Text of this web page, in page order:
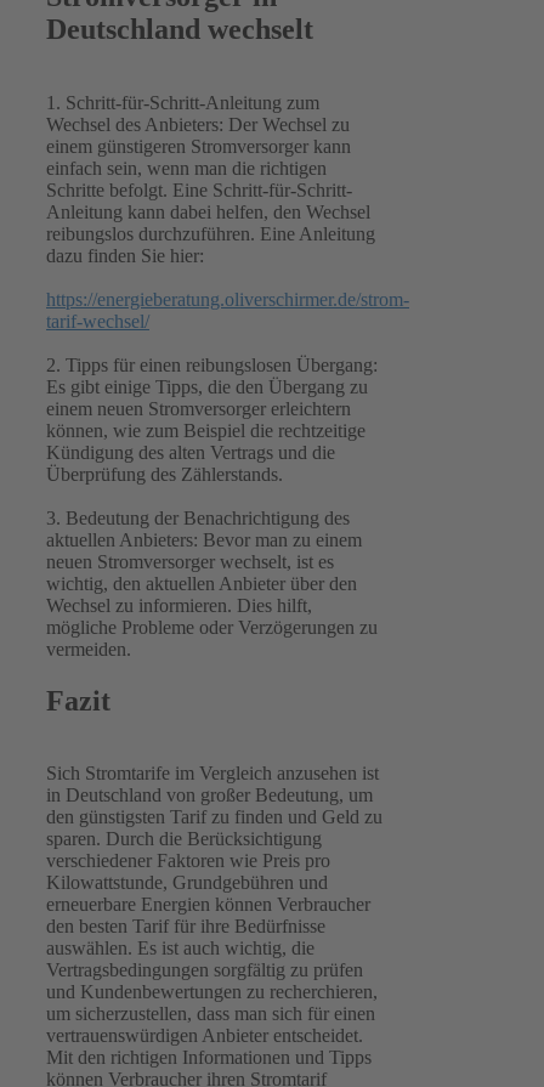
Deutschland wechselt
1. Schritt-für-Schritt-Anleitung zum
Wechsel des Anbieters: Der Wechsel zu
einem günstigeren Stromversorger kann
einfach sein, wenn man die richtigen
Schritte befolgt. Eine Schritt-für-Schritt-
Anleitung kann dabei helfen, den Wechsel
reibungslos durchzuführen. Eine Anleitung
dazu finden Sie hier:
https://energieberatung.oliverschirmer.de/strom-
tarif-wechsel/
2. Tipps für einen reibungslosen Übergang:
Es gibt einige Tipps, die den Übergang zu
einem neuen Stromversorger erleichtern
können, wie zum Beispiel die rechtzeitige
Kündigung des alten Vertrags und die
Überprüfung des Zählerstands.
3. Bedeutung der Benachrichtigung des
aktuellen Anbieters: Bevor man zu einem
neuen Stromversorger wechselt, ist es
wichtig, den aktuellen Anbieter über den
Wechsel zu informieren. Dies hilft,
mögliche Probleme oder Verzögerungen zu
vermeiden.
Fazit
Sich Stromtarife im Vergleich anzusehen ist
in Deutschland von großer Bedeutung, um
den günstigsten Tarif zu finden und Geld zu
sparen. Durch die Berücksichtigung
verschiedener Faktoren wie Preis pro
Kilowattstunde, Grundgebühren und
erneuerbare Energien können Verbraucher
den besten Tarif für ihre Bedürfnisse
auswählen. Es ist auch wichtig, die
Vertragsbedingungen sorgfältig zu prüfen
und Kundenbewertungen zu recherchieren,
um sicherzustellen, dass man sich für einen
vertrauenswürdigen Anbieter entscheidet.
Mit den richtigen Informationen und Tipps
können Verbraucher ihren Stromtarif